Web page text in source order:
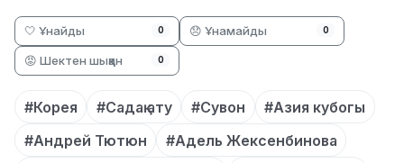
🤍 Ұнайды 0 😞 Ұнамайды 0
😡 Шектен шыққан 0
#Корея #Садақ ату #Сувон
#Азия кубогы
#Андрей Тютюн
#Адель Жексенбинова